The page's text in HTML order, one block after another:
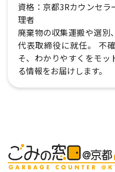
資格：京都3Rカウンセ
理者
廃棄物の収集運搬や選別
代表取締役に就任。 不
そ、わかりやすくをモッ
る情報をお届けします。